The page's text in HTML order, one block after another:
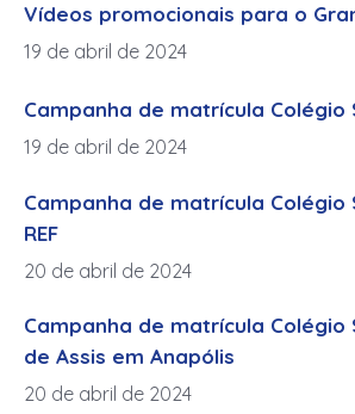
Vídeos promocionais para o
19 de abril de 2024
Campanha de matrícula Colégio
19 de abril de 2024
Campanha de matrícula Colégio
REF
20 de abril de 2024
Campanha de matrícula Colégio
de Assis em Anapólis
20 de abril de 2024